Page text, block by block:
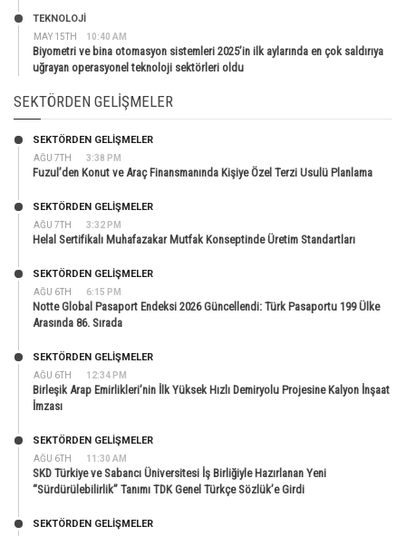
MAY 15TH 10:40 AM
TEKNOLOJİ
Biyometri ve bina otomasyon sistemleri 2025’in ilk aylarında en çok saldırıya
uğrayan operasyonel teknoloji sektörleri oldu
SEKTÖRDEN GELIŞMELER
AĞU 7TH 3:38 PM
SEKTÖRDEN GELIŞMELER
Fuzul’den Konut ve Araç Finansmanında Kişiye Özel Terzi Usulü Planlama
AĞU 7TH 3:32 PM
SEKTÖRDEN GELIŞMELER
Helal Sertifikalı Muhafazakar Mutfak Konseptinde Üretim Standartları
AĞU 6TH 6:15 PM
SEKTÖRDEN GELIŞMELER
Notte Global Pasaport Endeksi 2026 Güncellendi: Türk Pasaportu 199 Ülke
Arasında 86. Sırada
AĞU 6TH 12:34 PM
SEKTÖRDEN GELIŞMELER
Birleşik Arap Emirlikleri’nin İlk Yüksek Hızlı Demiryolu Projesine Kalyon İnşaat
İmzası
AĞU 6TH 11:30 AM
SEKTÖRDEN GELIŞMELER
SKD Türkiye ve Sabancı Üniversitesi İş Birliğiyle Hazırlanan Yeni
“Sürdürülebilirlik” Tanımı TDK Genel Türkçe Sözlük’e Girdi
SEKTÖRDEN GELIŞMELER